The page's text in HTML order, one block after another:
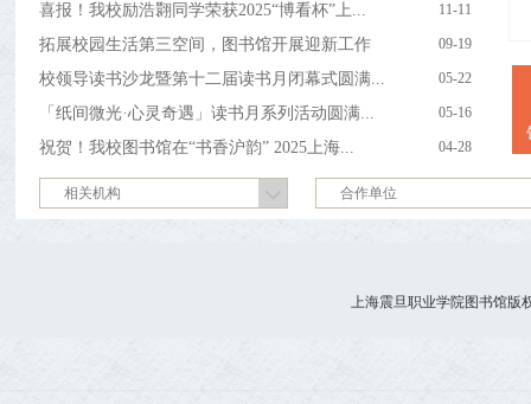
喜报！我校励浩翾同学荣获2025“博看杯”上... 11-11
拓展校园生活第三空间，图书馆开展迎新工作 09-19
校领导读书沙龙暨第十二届读书月闭幕式圆满... 05-22
「纸间微光·心灵奇遇」读书月系列活动圆满... 05-16
祝贺！我校图书馆在“书香沪韵” 2025上海... 04-28
相关机构 合作单位
上海震旦职业学院图书馆